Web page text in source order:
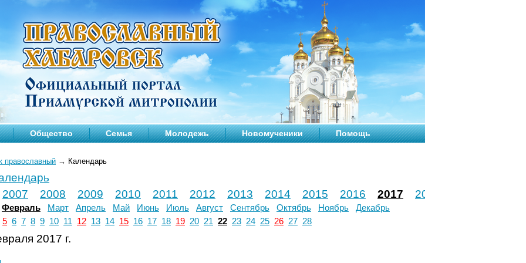
Общество Семья Молодежь Новомученики Помощь
православный → Календарь
2007
2008 2009 2010 2011 2012 2013 2014 2015 2016 2017 2018
Февраль Март Апрель Май Июнь Июль Август Сентябрь Октябрь Ноябрь
Декабрь
5 6 7 8 9 10 11 12 13 14 15 16 17 18 19 20 21 22 23 24 25 26 27 28
2017 г.